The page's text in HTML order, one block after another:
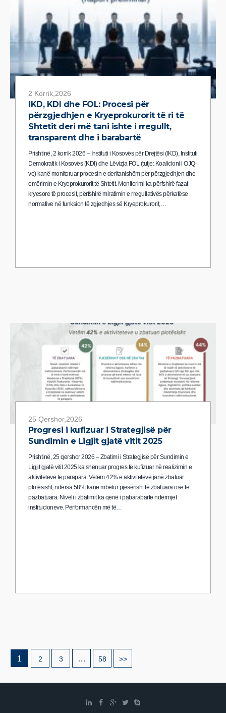
2 Korrik,2026
IKD, KDI dhe FOL: Procesi për
përzgjedhjen e Kryeprokurorit të ri të
Shtetit deri më tani ishte i rregullt,
transparent dhe i barabartë
Prishtinë, 2 korrik 2026 – Instituti i Kosovës për Drejtësi (IKD), Instituti
Demokratik i Kosovës (KDI) dhe Lëvizja FOL (tutje: Koalicioni i OJQ-
ve) kanë monitoruar procesin e deritanishëm për përzgjedhjen dhe
emërimin e Kryeprokurorit të Shtetit. Monitorimi ka përfshirë fazat
kryesore të procesit, përfshirë miratimin e rregullativës përkatëse
normative në funksion të zgjedhjes së Kryeprokurorit,…
25 Qershor,2026
Progresi i kufizuar i Strategjisë për
Sundimin e Ligjit gjatë vitit 2025
Prishtinë, 25 qershor 2026 – Zbatimi i Strategjisë për Sundimin e
Ligjit gjatë vitit 2025 ka shënuar progres të kufizuar në realizimin e
aktiviteteve të parapara. Vetëm 42% e aktiviteteve janë zbatuar
plotësisht, ndërsa 58% kanë mbetur pjesërisht të zbatuara ose të
pazbatuara. Niveli i zbatimit ka qenë i pabarabartë ndërmjet
institucioneve. Performancën më të…
1 2 3 … 58 >>